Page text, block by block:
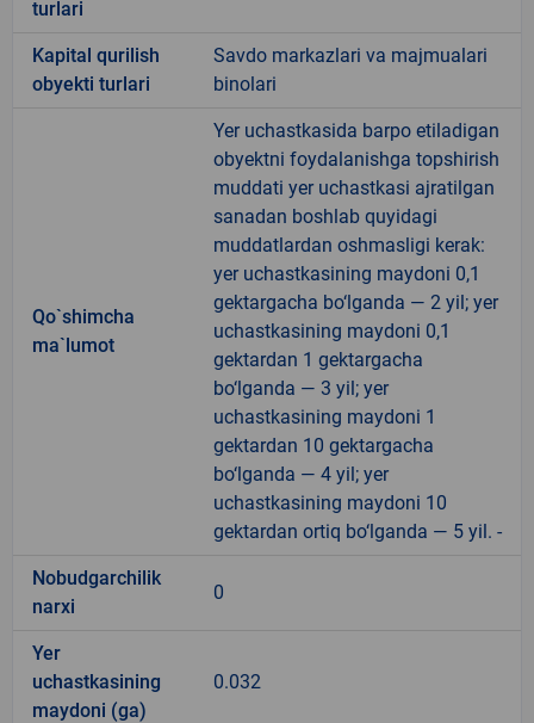
turlari
Kapital qurilish
obyekti turlari
Savdo markazlari va majmualari
binolari
Qo`shimcha
ma`lumot
Yer uchastkasida barpo etiladigan
obyektni foydalanishga topshirish
muddati yer uchastkasi ajratilgan
sanadan boshlab quyidagi
muddatlardan oshmasligi kerak:
yer uchastkasining maydoni 0,1
gektargacha bo‘lganda — 2 yil; yer
uchastkasining maydoni 0,1
gektardan 1 gektargacha
bo‘lganda — 3 yil; yer
uchastkasining maydoni 1
gektardan 10 gektargacha
bo‘lganda — 4 yil; yer
uchastkasining maydoni 10
gektardan ortiq bo‘lganda — 5 yil. -
Nobudgarchilik
narxi
0
Yer
uchastkasining
maydoni (ga)
0.032